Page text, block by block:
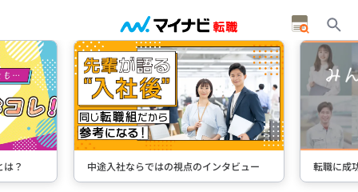
？ 中途入社ならではの視点のインタビュー 転職に成